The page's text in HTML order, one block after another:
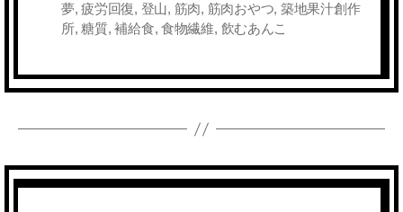
夢,疲労回復, 登山, 筋肉, 筋肉おやつ, 築地果汁創作
所,糖質,補給食, 食物繊維, 飲むあんこ